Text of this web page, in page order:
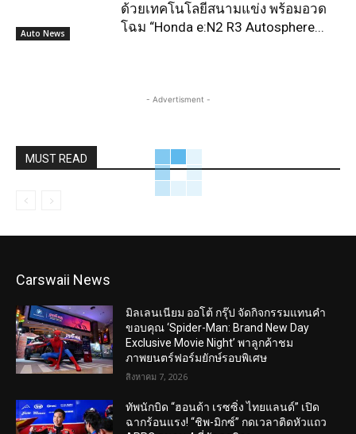
Auto News
ด้วยเทคโนโลยีสนามแข่ง พร้อมอวด
โฉม “Honda e:N2 R3 Autosphere...
- Advertisment -
MUST READ
Carswaii News
มิลเลนเนียม ออโต้ กรุ๊ป จัดกิจกรรมแทนคำ
ขอบคุณ ‘Spider-Man: Brand New Day
Exclusive Movie Night’ พาลูกค้าชม
ภาพยนตร์ฟอร์มยักษ์รอบพิเศษ
สิงหาคม 7, 2026
ทัพนักบิด “ฮอนด้า เรซซิ่ง ไทยแลนด์” เปิด
ฉากร้อนแรง! “ชิพ-มิกซ์” กดเวลาติดหัวแถว